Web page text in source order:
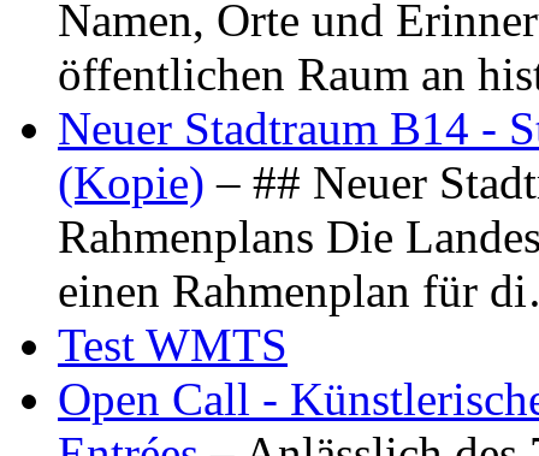
Namen, Orte und
öffentlichen Raum an
Neuer Stadtraum B14 -
(Kopie) – ## Neuer
Rahmenplans Die
einen Rahmenplan für
Test WMTS
Open Call -